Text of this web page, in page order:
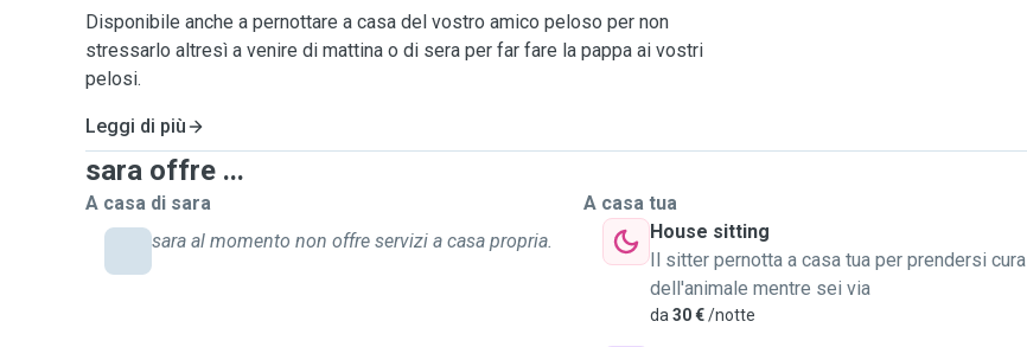
Disponibile anche a pernottare a casa del vostro amico peloso per non
stressarlo altresì a venire di mattina o di sera per far fare la pappa ai vostri
pelosi.
Leggi di più
sara offre ...
A casa di sara
sara al momento non offre servizi a casa propria.
A casa tua
House sitting
Il sitter pernotta a casa tua per prendersi cura
dell'animale mentre sei via
da 30 €/notte